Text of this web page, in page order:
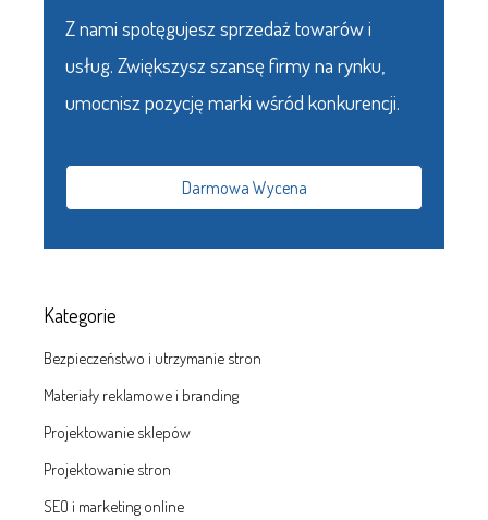
Z nami spotęgujesz sprzedaż towarów i
usług. Zwiększysz szansę firmy na rynku,
umocnisz pozycję marki wśród konkurencji.
Darmowa Wycena
Kategorie
Bezpieczeństwo i utrzymanie stron
Materiały reklamowe i branding
Projektowanie sklepów
Projektowanie stron
SEO i marketing online